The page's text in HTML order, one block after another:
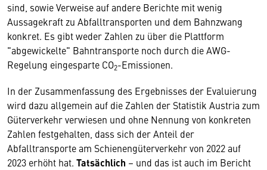
sind, sowie Verweise auf andere Berichte mit wenig
Aussagekraft zu Abfalltransporten und dem Bahnzwang
konkret. Es gibt weder Zahlen zu über die Plattform
"abgewickelte" Bahntransporte noch durch die AWG-
Regelung eingesparte CO2-Emissionen.
In der Zusammenfassung des Ergebnisses der Evaluierung
wird dazu allgemein auf die Zahlen der Statistik Austria zum
Güterverkehr verwiesen und ohne Nennung von konkreten
Zahlen festgehalten, dass sich der Anteil der
Abfalltransporte am Schienengüterverkehr von 2022 auf
2023 erhöht hat. Tatsächlich – und das ist auch im Bericht